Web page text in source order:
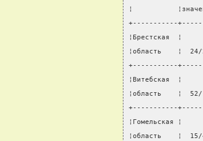
¦
+-----------
¦Брестская
¦область    ¦
+-----------
¦Витебская
¦область    ¦
+-----------
¦область    ¦